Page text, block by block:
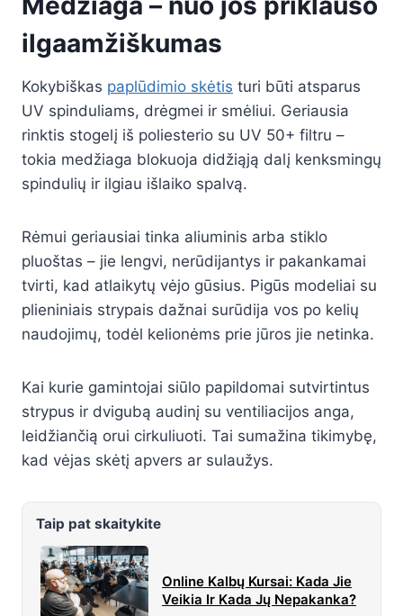
ilgaamžiškumas
Kokybiškas paplūdimio skėtis turi būti atsparus
UV spinduliams, drėgmei ir smėliui. Geriausia
rinktis stogelį iš poliesterio su UV 50+ filtru –
tokia medžiaga blokuoja didžiąją dalį kenksmingų
spindulių ir ilgiau išlaiko spalvą.
Rėmui geriausiai tinka aliuminis arba stiklo
pluoštas – jie lengvi, nerūdijantys ir pakankamai
tvirti, kad atlaikytų vėjo gūsius. Pigūs modeliai su
plieniniais strypais dažnai surūdija vos po kelių
naudojimų, todėl kelionėms prie jūros jie netinka.
Kai kurie gamintojai siūlo papildomai sutvirtintus
strypus ir dvigubą audinį su ventiliacijos anga,
leidžiančią orui cirkuliuoti. Tai sumažina tikimybę,
kad vėjas skėtį apvers ar sulaužys.
Taip pat skaitykite
Online Kalbų Kursai: Kada Jie
Veikia Ir Kada Jų Nepakanka?